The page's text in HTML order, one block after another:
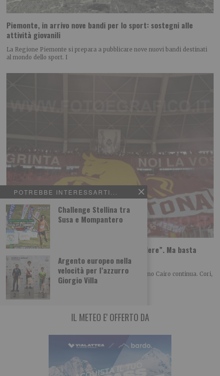
POTREBBE INTERESSARTI...
Challenge Stellina tra
Susa e Mompantero
Argento europeo nella
velocità per l’azzurro
Giorgio Villa
Piemonte, in arrivo nove bandi per lo sport: sostegni alle
attività giovanili
La Regione Piemonte si prepara a pubblicare nove nuovi bandi destinati
al mondo dello sport. I
Torino, la solita protesta: “Cairo deve vendere”. Ma basta
dirlo?
Anche nell’estate 2026 la contestazione verso Urbano Cairo continua. Cori,
striscioni e richieste di cessione restano
IL METEO E' OFFERTO DA